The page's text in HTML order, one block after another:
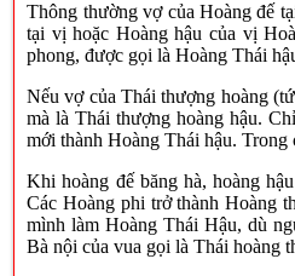
Thông thường vợ của Hoàng đế
tại vị hoặc Hoàng hậu của vị
phong, được gọi là Hoàng Thái
Nếu vợ của Thái thượng hoàng
mà là Thái thượng hoàng hậu.
mới thành Hoàng Thái hậu.
Khi hoàng đế băng hà, hoàng
Các Hoàng phi trở thành Hoàng
mình làm Hoàng Thái Hậu, dù
Bà nội của vua gọi là Thái hoàng